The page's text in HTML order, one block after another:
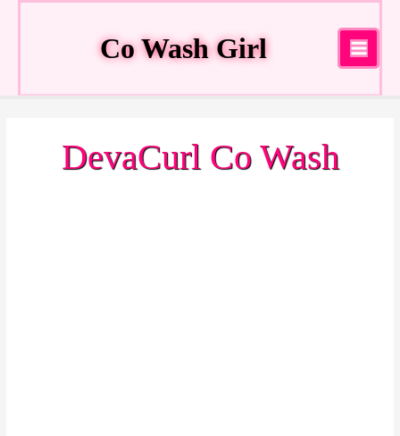
Co Wash Girl
Main
Menu
DevaCurl Co Wash